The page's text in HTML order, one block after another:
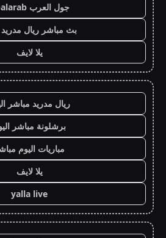
جول العرب goalarab
بث مباشر ريال مدريد
يلا لايف
ريال مدريد مباشر
برشلونة مباشر
مباريات اليوم
يلا لايف
yalla live